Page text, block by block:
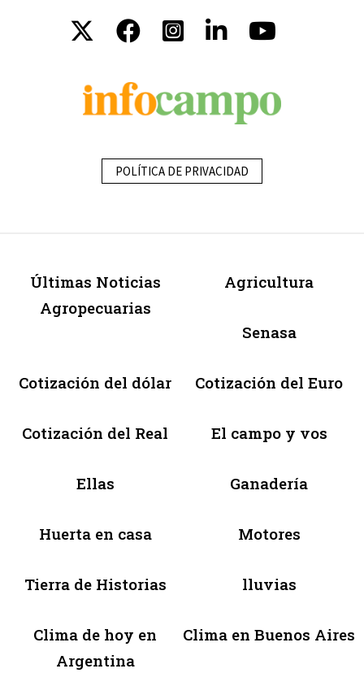
POLÍTICA DE PRIVACIDAD
Últimas Noticias
Agropecuarias
Agricultura
Senasa
Cotización del dólar Cotización del Euro
Cotización del Real El campo y vos
Ellas Ganadería
Huerta en casa Motores
Tierra de Historias lluvias
Clima de hoy en
Argentina
Clima en Buenos Aires